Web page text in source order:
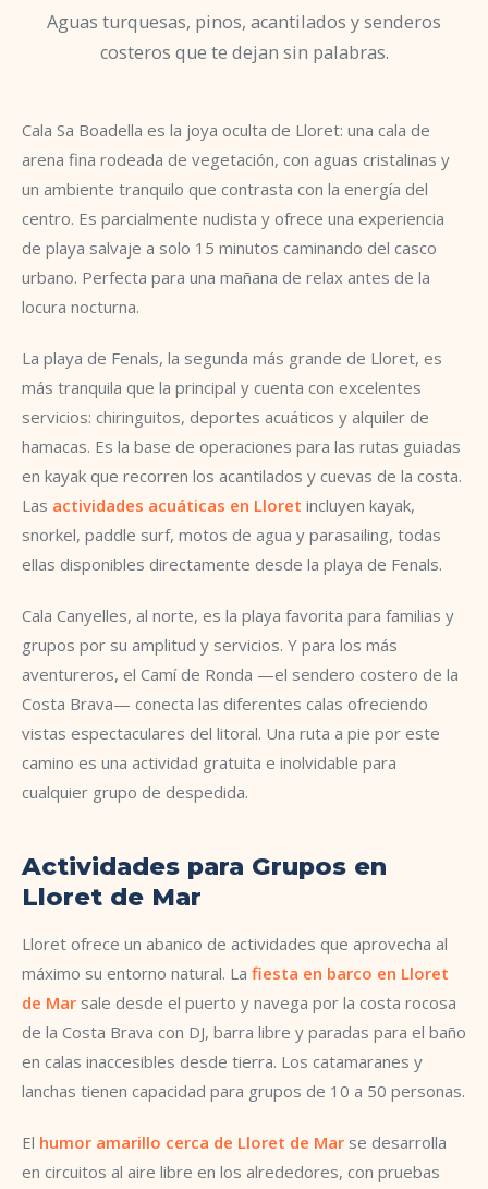
Aguas turquesas, pinos, acantilados y senderos
costeros que te dejan sin palabras.
Cala Sa Boadella es la joya oculta de Lloret: una cala de
arena fina rodeada de vegetación, con aguas cristalinas y
un ambiente tranquilo que contrasta con la energía del
centro. Es parcialmente nudista y ofrece una experiencia
de playa salvaje a solo 15 minutos caminando del casco
urbano. Perfecta para una mañana de relax antes de la
locura nocturna.
La playa de Fenals, la segunda más grande de Lloret, es
más tranquila que la principal y cuenta con excelentes
servicios: chiringuitos, deportes acuáticos y alquiler de
hamacas. Es la base de operaciones para las rutas guiadas
en kayak que recorren los acantilados y cuevas de la costa.
Las actividades acuáticas en Lloret incluyen kayak,
snorkel, paddle surf, motos de agua y parasailing, todas
ellas disponibles directamente desde la playa de Fenals.
Cala Canyelles, al norte, es la playa favorita para familias y
grupos por su amplitud y servicios. Y para los más
aventureros, el Camí de Ronda —el sendero costero de la
Costa Brava— conecta las diferentes calas ofreciendo
vistas espectaculares del litoral. Una ruta a pie por este
camino es una actividad gratuita e inolvidable para
cualquier grupo de despedida.
Actividades para Grupos en
Lloret de Mar
Lloret ofrece un abanico de actividades que aprovecha al
máximo su entorno natural. La fiesta en barco en Lloret
de Mar sale desde el puerto y navega por la costa rocosa
de la Costa Brava con DJ, barra libre y paradas para el baño
en calas inaccesibles desde tierra. Los catamaranes y
lanchas tienen capacidad para grupos de 10 a 50 personas.
El humor amarillo cerca de Lloret de Mar se desarrolla
en circuitos al aire libre en los alrededores, con pruebas